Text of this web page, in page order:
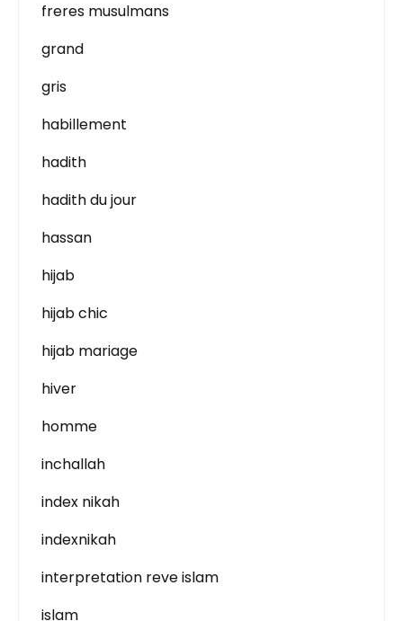
freres musulmans
grand
gris
habillement
hadith
hadith du jour
hassan
hijab
hijab chic
hijab mariage
hiver
homme
inchallah
index nikah
indexnikah
interpretation reve islam
islam